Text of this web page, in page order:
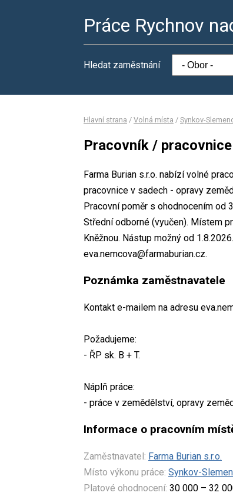
Práce Rychnov
Hledat zaměstnání
Hlavní strana / Volná místa / Synkov-
Pracovník /
Farma Burian s.r.o. nabízí volné
pracovnice v sadech - opravy
Pracovní poměr s ohodnocením od
Střední odborné (vyučen). Místem
Kněžnou. Nástup možný od
eva.nemcova@farmaburian.cz.
Poznámka zaměstnavatele
Kontakt e-mailem na adresu
Požadujeme:
- ŘP sk. B + T.
Náplň práce:
- práce v zemědělství, opravy
Informace o pracovním
Zaměstnavatel: Farma Burian s.r.o.
Místo výkonu práce: Synkov-
Platové ohodnocení: 30 000 – 32